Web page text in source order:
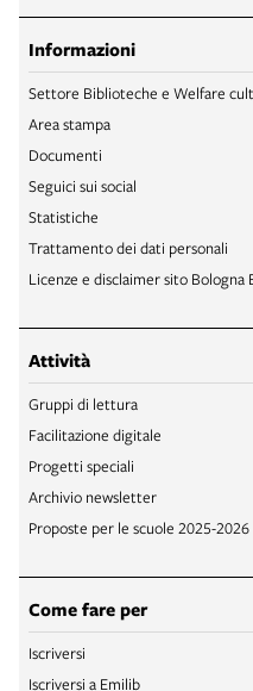
Informazioni
Settore Biblioteche e Welfare
Area stampa
Documenti
Seguici sui social
Statistiche
Trattamento dei dati personali
Licenze e disclaimer sito Bologna
Attività
Gruppi di lettura
Facilitazione digitale
Progetti speciali
Archivio newsletter
Proposte per le scuole 2025-2026
Come fare per
Iscriversi
Iscriversi a Emilib